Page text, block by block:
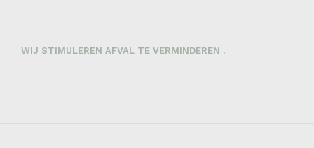
WIJ STIMULEREN AFVAL TE VERMINDEREN .